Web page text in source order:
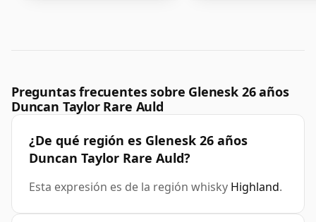
Preguntas frecuentes sobre Glenesk 26 años
Duncan Taylor Rare Auld
¿De qué región es Glenesk 26 años
Duncan Taylor Rare Auld?
Esta expresión es de la región whisky Highland.